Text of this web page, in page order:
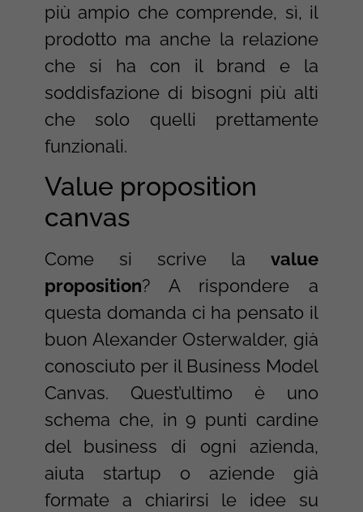
più ampio che comprende, sì, il
prodotto ma anche la relazione
che si ha con il brand e la
soddisfazione di bisogni più alti
che solo quelli prettamente
funzionali.
Value proposition
canvas
Come si scrive lavalue
proposition? A rispondere a
questa domanda ci ha pensato il
buon Alexander Osterwalder, già
conosciuto per il Business Model
Canvas. Quest’ultimo è uno
schema che, in 9 punti cardine
del business di ogni azienda,
aiuta startup o aziende già
formate a chiarirsi le idee su